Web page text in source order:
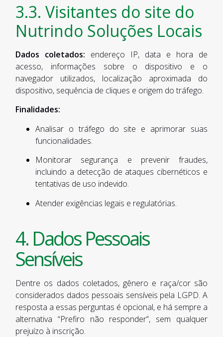
3.3. Visitantes do site do
Nutrindo Soluções Locais
Dados coletados: endereço IP, data e hora de
acesso, informações sobre o dispositivo e o
navegador utilizados, localização aproximada do
dispositivo, sequência de cliques e origem do tráfego.
Finalidades:
Analisar o tráfego do site e aprimorar suas
funcionalidades.
Monitorar segurança e prevenir fraudes,
incluindo a detecção de ataques cibernéticos e
tentativas de uso indevido.
Atender exigências legais e regulatórias.
4. Dados Pessoais
Sensíveis
Dentre os dados coletados, gênero e raça/cor são
considerados dados pessoais sensíveis pela LGPD. A
resposta a essas perguntas é opcional, e há sempre a
alternativa “Prefiro não responder”, sem qualquer
prejuízo à inscrição.